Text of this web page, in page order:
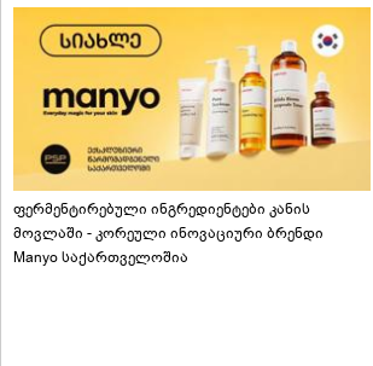
ფერმენტირებული ინგრედიენტები კანის
მოვლაში - კორეული ინოვაციური ბრენდი
Manyo საქართველოშია